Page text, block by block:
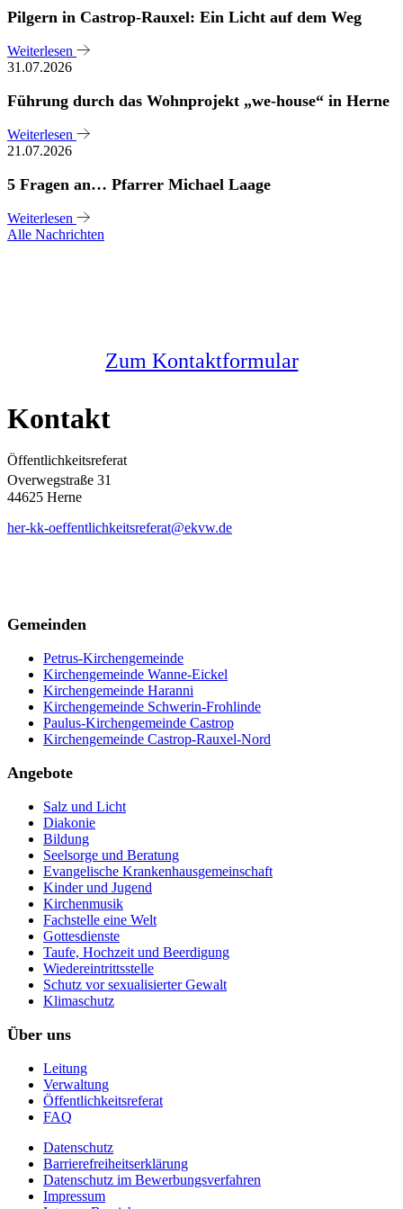
Pilgern in Castrop-Rauxel: Ein Licht auf dem Weg
Weiterlesen
31.07.2026
Führung durch das Wohnprojekt „we-house“ in Herne
Weiterlesen
21.07.2026
5 Fragen an… Pfarrer Michael Laage
Weiterlesen
Alle Nachrichten
Zum Kontaktformular
Kontakt
Öffentlichkeitsreferat
Overwegstraße 31
44625 Herne
her-kk-oeffentlichkeitsreferat@ekvw.de
Gemeinden
Petrus-Kirchengemeinde
Kirchengemeinde Wanne-Eickel
Kirchengemeinde Haranni
Kirchengemeinde Schwerin-Frohlinde
Paulus-Kirchengemeinde Castrop
Kirchengemeinde Castrop-Rauxel-Nord
Angebote
Salz und Licht
Diakonie
Bildung
Seelsorge und Beratung
Evangelische Krankenhausgemeinschaft
Kinder und Jugend
Kirchenmusik
Fachstelle eine Welt
Gottesdienste
Taufe, Hochzeit und Beerdigung
Wiedereintrittsstelle
Schutz vor sexualisierter Gewalt
Klimaschutz
Über uns
Leitung
Verwaltung
Öffentlichkeitsreferat
FAQ
Datenschutz
Barrierefreiheitserklärung
Datenschutz im Bewerbungsverfahren
Impressum